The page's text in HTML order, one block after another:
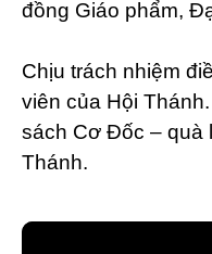
đồng Giáo phẩm,
Chịu trách nhiệm
viên của Hội
sách Cơ Đốc – quà
Thánh.